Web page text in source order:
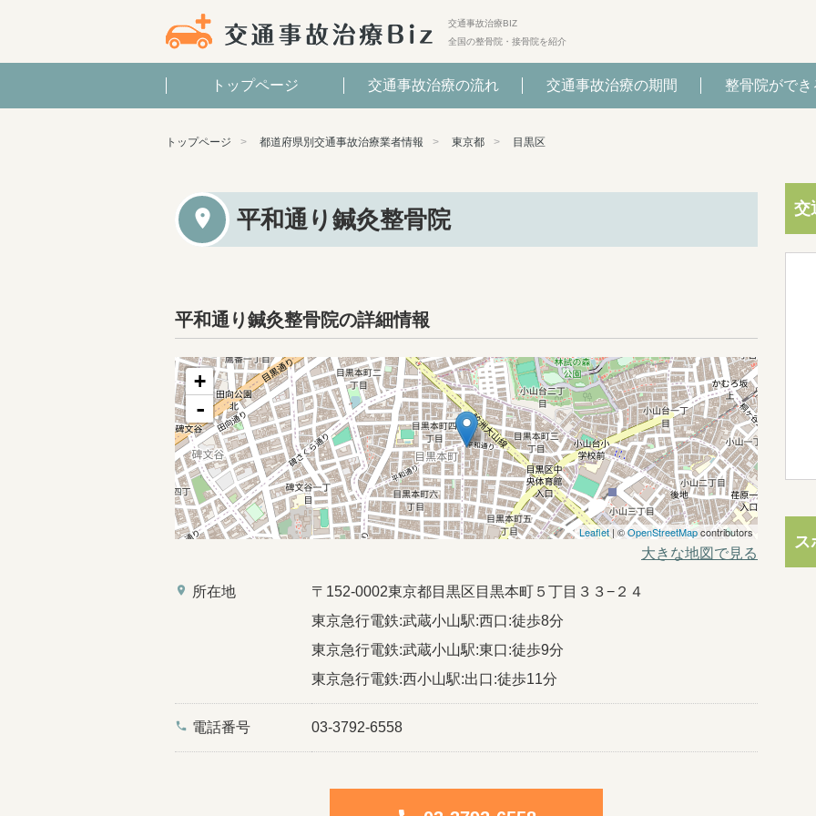
交通事故治療BIZ
全国の整骨院・接骨院を紹介
トップページ 交通事故治療の流れ 交通事故治療の期間 整骨院ができ
トップページ 都道府県別交通事故治療業者情報 東京都 目黒区
平和通り鍼灸整骨院
平和通り鍼灸整骨院の詳細情報
+
-
Leaflet| ©OpenStreetMapcontributors
大きな地図で見る
place 所在地
〒152-0002東京都目黒区目黒本町５丁目３３−２４
東京急行電鉄:武蔵小山駅:西口:徒歩8分
東京急行電鉄:武蔵小山駅:東口:徒歩9分
東京急行電鉄:西小山駅:出口:徒歩11分
phone 電話番号 03-3792-6558
交
ス